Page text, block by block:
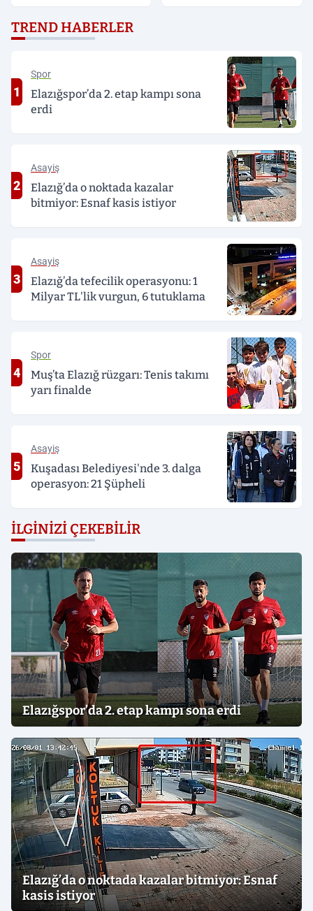
TREND HABERLER
1
Spor
Elazığspor’da 2. etap kampı sona
erdi
2
Asayiş
Elazığ’da o noktada kazalar
bitmiyor: Esnaf kasis istiyor
3
Asayiş
Elazığ’da tefecilik operasyonu: 1
Milyar TL'lik vurgun, 6 tutuklama
4
Spor
Muş’ta Elazığ rüzgarı: Tenis takımı
yarı finalde
5
Asayiş
Kuşadası Belediyesi'nde 3. dalga
operasyon: 21 Şüpheli
İLGINIZI ÇEKEBILIR
Elazığspor’da 2. etap kampı sona erdi
Elazığ’da o noktada kazalar bitmiyor: Esnaf
kasis istiyor